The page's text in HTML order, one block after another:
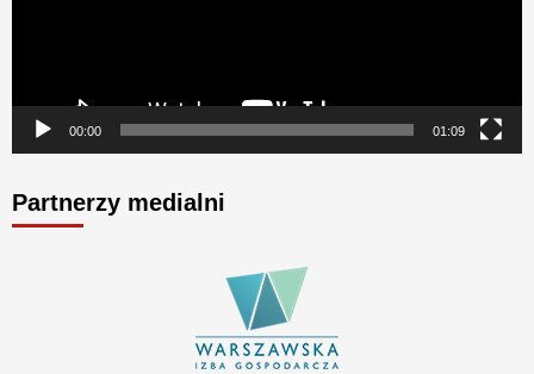
00:00 01:09
Partnerzy medialni